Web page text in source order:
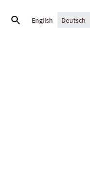
Suche
English Deutsch